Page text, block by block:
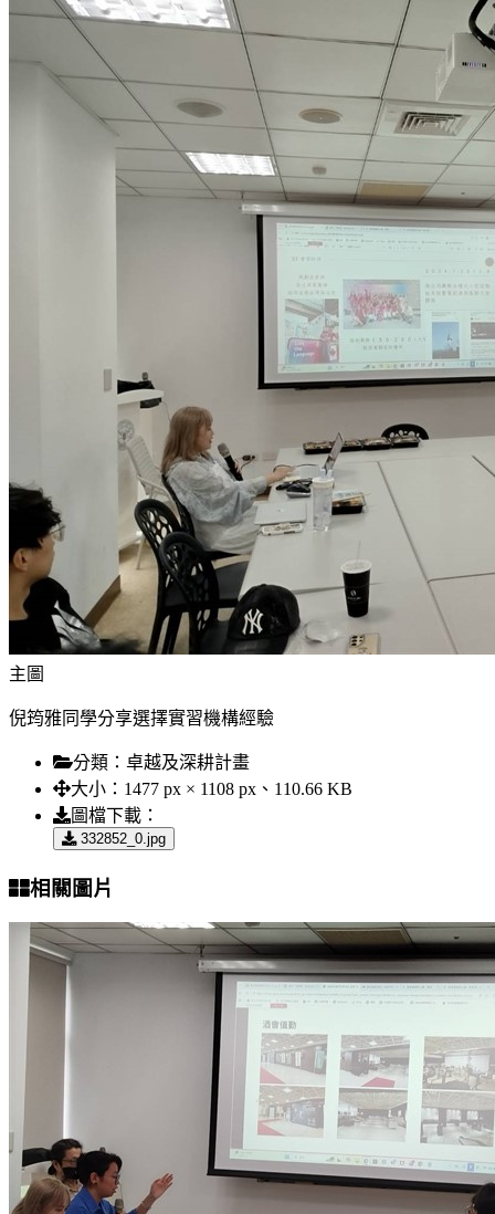
主圖
倪筠雅同學分享選擇實習機構經驗
分類： 卓越及深耕計畫
大小： 1477 px × 1108 px、110.66 KB
圖檔下載：
332852_0.jpg
相關圖片